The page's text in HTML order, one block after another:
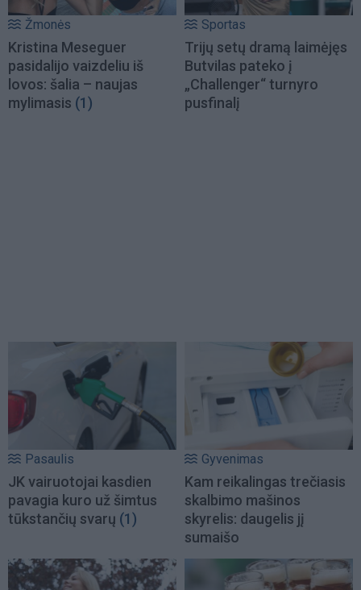
Žmonės
Kristina Meseguer
pasidalijo vaizdeliu iš
lovos: šalia – naujas
mylimasis (1)
Sportas
Trijų setų dramą laimėjęs
Butvilas pateko į
„Challenger“ turnyro
pusfinalį
Pasaulis
JK vairuotojai kasdien
pavagia kuro už šimtus
tūkstančių svarų (1)
Gyvenimas
Kam reikalingas trečiasis
skalbimo mašinos
skyrelis: daugelis jį
sumaišo